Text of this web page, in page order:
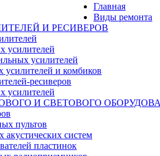
Главная
Виды ремонта
И РЕСИВЕРОВ
усилителей
усилителей
усилителей и комбиков
ресиверов
усилителей
И СВЕТОВОГО
пультов
акустических систем
пластинок